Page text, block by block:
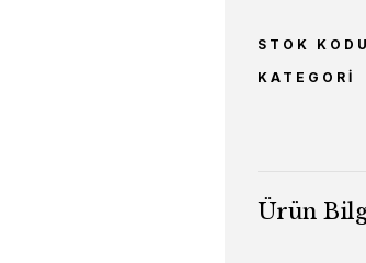
STOK KODU
KATEGORI
Ürün